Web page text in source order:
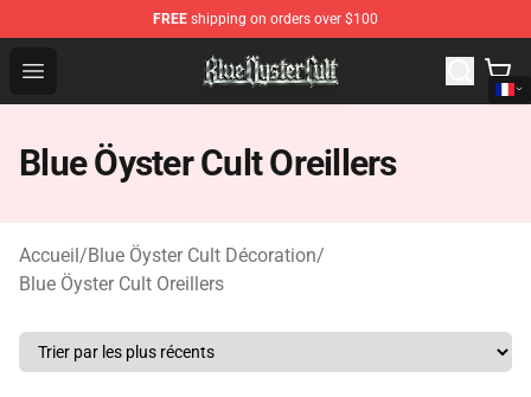
FREE shipping on orders over $100
Open menu
Blue Öyster Cult Store - Official Blue Öyster Cult
Blue Öyster Cult Oreillers
Accueil/Blue Öyster Cult Décoration/
Blue Öyster Cult Oreillers